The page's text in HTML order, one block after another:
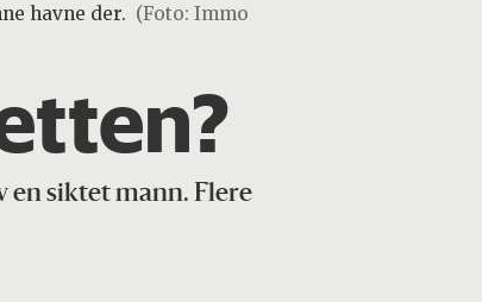
havne der. (Foto: Immo
en siktet mann. Flere